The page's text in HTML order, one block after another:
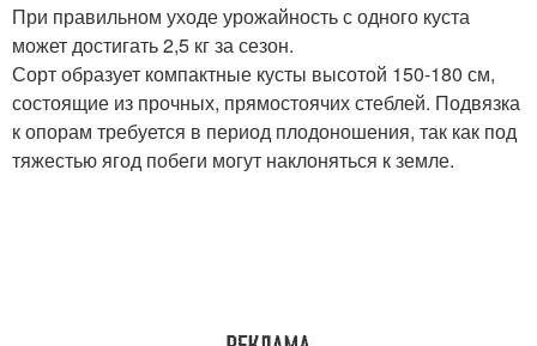
При правильном уходе урожайность с одного куста
может достигать 2,5 кг за сезон.
Сорт образует компактные кусты высотой 150-180 см,
состоящие из прочных, прямостоячих стеблей. Подвязка
к опорам требуется в период плодоношения, так как под
тяжестью ягод побеги могут наклоняться к земле.